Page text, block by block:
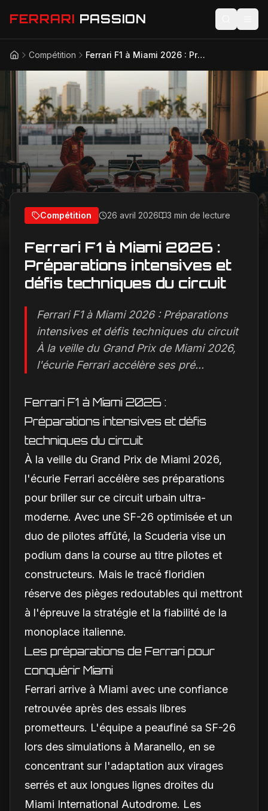
FERRARI PASSION
Actualités
Modèles
Compétition
Technologie
Lifestyle
AccueilCompétition Ferrari F1 à Miami 2026 : Préparations intensives et défis techniques du circuit
Compétition 26 avril 2026 3 min de lecture
Ferrari F1 à Miami 2026 :
Préparations intensives et
défis techniques du circuit
Ferrari F1 à Miami 2026 : Préparations
intensives et défis techniques du circuit
À la veille du Grand Prix de Miami 2026,
l'écurie Ferrari accélère ses pré...
Ferrari F1 à Miami 2026 :
Préparations intensives et défis
techniques du circuit
À la veille du Grand Prix de Miami 2026,
l'écurie Ferrari accélère ses préparations
pour briller sur ce circuit urbain ultra-
moderne. Avec une SF-26 optimisée et un
duo de pilotes affûté, la Scuderia vise un
podium dans la course au titre pilotes et
constructeurs. Mais le tracé floridien
réserve des pièges redoutables qui mettront
à l'épreuve la stratégie et la fiabilité de la
monoplace italienne.
Les préparations de Ferrari pour
conquérir Miami
Ferrari arrive à Miami avec une confiance
retrouvée après des essais libres
prometteurs. L'équipe a peaufiné sa SF-26
lors des simulations à Maranello, en se
concentrant sur l'adaptation aux virages
serrés et aux longues lignes droites du
Miami International Autodrome. Les